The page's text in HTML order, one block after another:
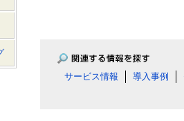
サービス情報 導入事例